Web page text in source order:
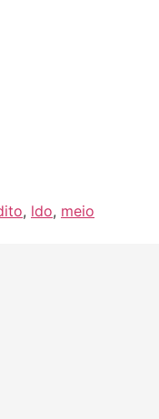
, ldo, meio